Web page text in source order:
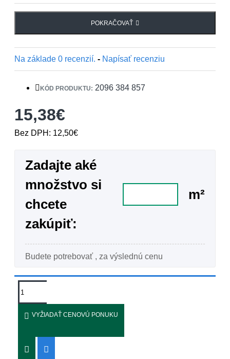
POKRAČOVAŤ
Na základe 0 recenzií. - Napísať recenziu
15,38€
Bez DPH: 12,50€
KÓD PRODUKTU: 2096 384 857
Zadajte aké
množstvo si
chcete
zakúpiť:
m²
Budete potrebovať , za výslednú cenu
VYŽIADAŤ CENOVÚ PONUKU